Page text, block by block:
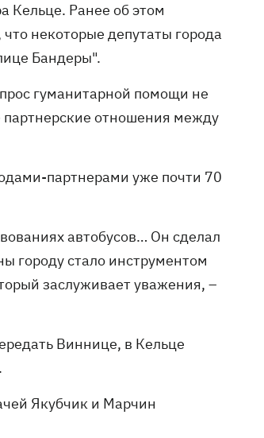
Кельце. Ранее об этом
что некоторые депутаты города
Бандеры".
гуманитарной помощи не
партнерские отношения между
партнерами уже почти 70
автобусов… Он сделал
городу стало инструментом
заслуживает уважения, –
Виннице, в Кельце
Якубчик и Марчин